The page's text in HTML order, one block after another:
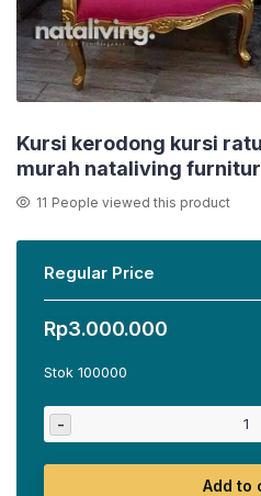
Kursi kerodong kursi
murah nataliving
11 People viewed this product
Regular Price
Rp3.000.000
Stok 100000
-
Add to